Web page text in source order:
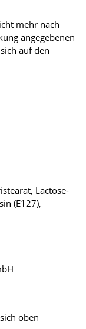
mehr nach
angegebenen
auf den
Lactose-
(E127),
oben